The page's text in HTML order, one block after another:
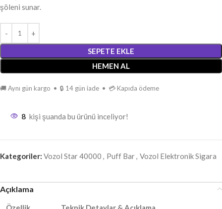
şöleni sunar.
SEPETE EKLE
HEMEN AL
🚚 Aynı gün kargo • 🔒 14 gün iade • 💳 Kapıda ödeme
8 kişi şuanda bu ürünü inceliyor!
Kategoriler: Vozol Star 40000 , Puff Bar, Vozol Elektronik Sigara
Açıklama